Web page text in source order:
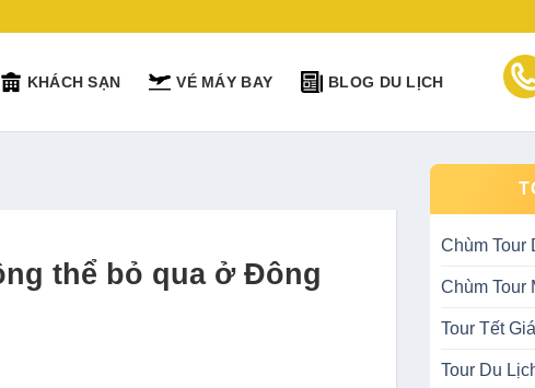
KHÁCH SẠN VÉ MÁY BAY BLOG DU LỊCH
thể bỏ qua ở Đông
Chùm Tour
Chùm Tour
Tour Tết
Tour Du